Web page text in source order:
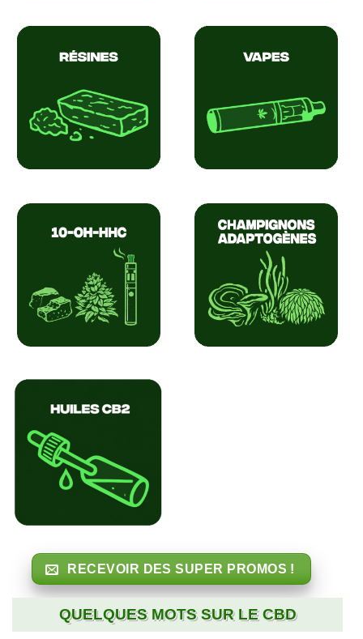
RECEVOIR DES SUPER PROMOS !
QUELQUES MOTS SUR LE CBD